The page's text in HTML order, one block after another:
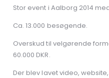
Stor event i Aalborg 2014
Ca. 13.000 besøgende.
Overskud til velgørende
60.000 DKR.
Der blev lavet video,